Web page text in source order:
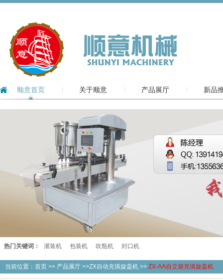
顺意首页 关于顺意 产品展厅 新品
热门关键词： 灌装机 包装机 吹瓶机 封口机
当前位置： 首页 >> 产品展厅 >>ZX自动充填旋盖机 >> ZX-AA自立袋充填旋盖机